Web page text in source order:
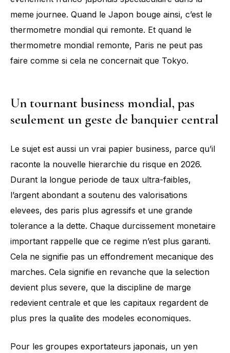
meme journee. Quand le Japon bouge ainsi, c’est le
thermometre mondial qui remonte. Et quand le
thermometre mondial remonte, Paris ne peut pas
faire comme si cela ne concernait que Tokyo.
Un tournant business mondial, pas
seulement un geste de banquier central
Le sujet est aussi un vrai papier business, parce qu’il
raconte la nouvelle hierarchie du risque en 2026.
Durant la longue periode de taux ultra-faibles,
l’argent abondant a soutenu des valorisations
elevees, des paris plus agressifs et une grande
tolerance a la dette. Chaque durcissement monetaire
important rappelle que ce regime n’est plus garanti.
Cela ne signifie pas un effondrement mecanique des
marches. Cela signifie en revanche que la selection
devient plus severe, que la discipline de marge
redevient centrale et que les capitaux regardent de
plus pres la qualite des modeles economiques.
Pour les groupes exportateurs japonais, un yen